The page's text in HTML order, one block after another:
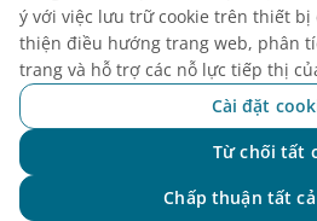
Khám phá thêm
ý với việc lưu trữ cookie trên thiết bị
thiện điều hướng trang web, phân
trang và hỗ trợ các nỗ lực tiếp thị
Cài đặt
Từ chối tất
Chấp thuận tất